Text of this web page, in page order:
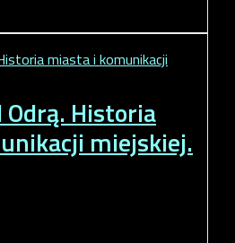
Historia
miejskiej.